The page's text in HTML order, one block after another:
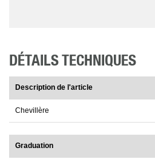
DÉTAILS TECHNIQUES
Description de l'article
Chevillère
Graduation